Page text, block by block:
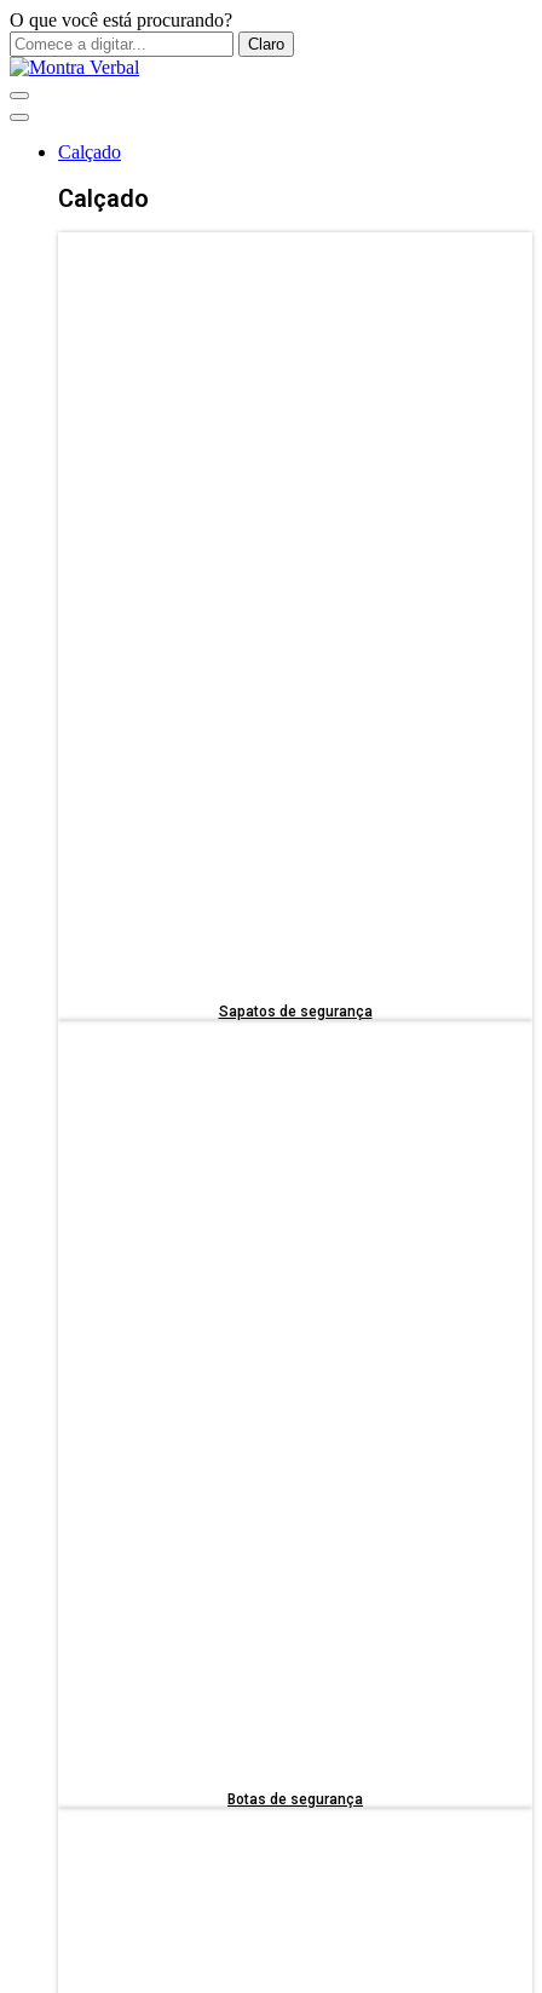
O que você está procurando?
Claro
Calçado
Calçado
Sapatos de segurança
Botas de segurança